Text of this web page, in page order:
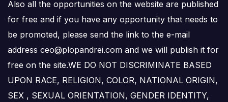
Also all the opportunities on the website are published
for free and if you have any opportunity that needs to
be promoted, please send the link to the e-mail
address ceo@plopandrei.com and we will publish it for
free on the site.WE DO NOT DISCRIMINATE BASED
UPON RACE, RELIGION, COLOR, NATIONAL ORIGIN,
SEX , SEXUAL ORIENTATION, GENDER IDENTITY,